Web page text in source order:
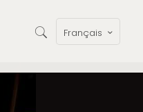
Français